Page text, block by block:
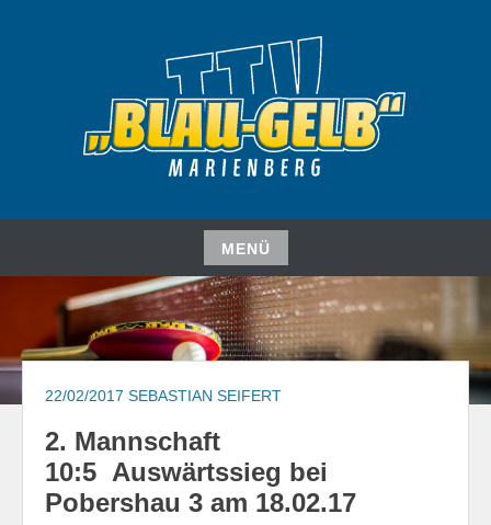
TTV "BLAU-GELB"
MARIENBERG E. V.
MENÜ
Zum
Inhalt
springen
22/02/2017 SEBASTIAN SEIFERT
​2. Mannschaft
10:5 Auswärtssieg bei
Pobershau 3 am 18.02.17